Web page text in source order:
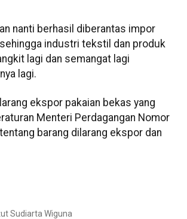
nanti berhasil diberantas impor
industri tekstil dan produk
lagi dan semangat lagi
lagi.
ekspor pakaian bekas yang
Menteri Perdagangan Nomor
barang dilarang ekspor dan
Sudiarta Wiguna